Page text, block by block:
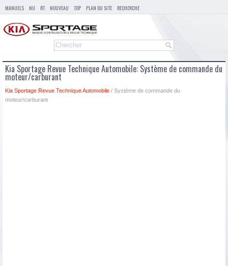
MANUELS NU RT NOUVEAU TOP PLAN DU SITE RECHERCHE
Kia Sportage Revue Technique Automobile: Système de commande du
moteur/carburant
Kia Sportage Revue Technique Automobile / Système de commande du
moteur/carburant